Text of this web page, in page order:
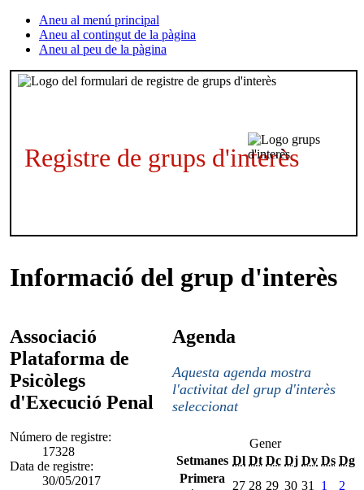
Aneu al menú principal
Aneu al contingut de la pàgina
Aneu al peu de la pàgina
Registre de grups d'interès
Informació del grup d'interès
Associació
Plataforma de
Psicòlegs
d'Execució Penal
Número de registre:
17328
Data de registre:
30/05/2017
Agenda
Aquesta agenda mostra
l'activitat del grup d'interès
seleccionat
Gener
Setmanes Dl Dt Dc Dj Dv Ds Dg
Primera
27 28 29 30 31 1
2